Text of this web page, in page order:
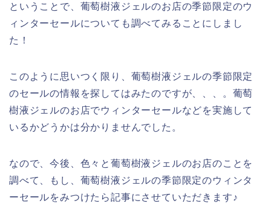
ということで、葡萄樹液ジェルのお店の季節限定のウ
ィンターセールについても調べてみることにしまし
た！
このように思いつく限り、葡萄樹液ジェルの季節限定
のセールの情報を探してはみたのですが、、、。葡萄
樹液ジェルのお店でウィンターセールなどを実施して
いるかどうかは分かりませんでした。
なので、今後、色々と葡萄樹液ジェルのお店のことを
調べて、もし、葡萄樹液ジェルの季節限定のウィンタ
ーセールをみつけたら記事にさせていただきます♪